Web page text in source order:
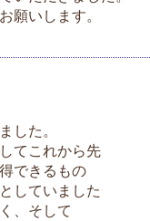
願いします。
した。
てこれから先
できるもの
していました
、そして